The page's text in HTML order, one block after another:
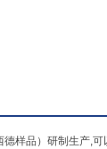
样品）研制生产,